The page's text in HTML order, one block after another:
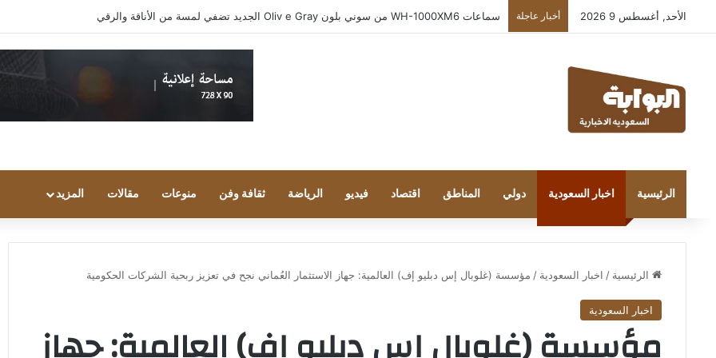
الأحد, أغسطس 9 2026 أخبار عاجلة بعد إطلاقه في المملكة… خبراء التقنية ورواد مجتمع الألعاب يشاركون انطباعاتهم حول TECNO POVA 8 Pro 5G
الرئيسية اخبار السعودية دولي المناطق اقتصاد فيديو الرياضة ثقافة وفن منوعات مقالات المزيد
الرئيسية / اخبار السعودية / مؤسسة (غلوبال إس دبليو إف) العالمية: جهاز الاستثمار العُماني نجح في تعزيز ربحية الشركات الحكومية
اخبار السعودية